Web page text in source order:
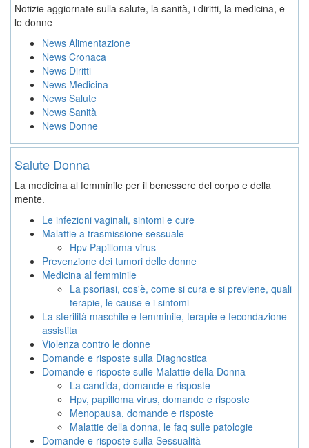
Notizie aggiornate sulla salute, la sanità, i diritti, la medicina, e
le donne
News Alimentazione
News Cronaca
News Diritti
News Medicina
News Salute
News Sanità
News Donne
Salute Donna
La medicina al femminile per il benessere del corpo e della
mente.
Le infezioni vaginali, sintomi e cure
Malattie a trasmissione sessuale
Hpv Papilloma virus
Prevenzione dei tumori delle donne
Medicina al femminile
La psoriasi, cos'è, come si cura e si previene, quali
terapie, le cause e i sintomi
La sterilità maschile e femminile, terapie e fecondazione
assistita
Violenza contro le donne
Domande e risposte sulla Diagnostica
Domande e risposte sulle Malattie della Donna
La candida, domande e risposte
Hpv, papilloma virus, domande e risposte
Menopausa, domande e risposte
Malattie della donna, le faq sulle patologie
Domande e risposte sulla Sessualità